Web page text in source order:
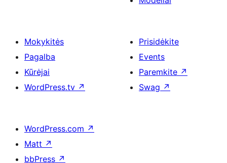
Mokykitės
Pagalba
Kūrėjai
WordPress.tv ↗
Prisidėkite
Events
Paremkite ↗
Swag ↗
WordPress.com ↗
Matt ↗
bbPress ↗